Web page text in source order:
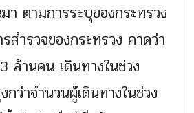
ตามการระบุของกระทรวง
สำรวจของกระทรวง คาดว่า
ล้านคน เดินทางในช่วง
ว่าจำนวนผู้เดินทางในช่วง